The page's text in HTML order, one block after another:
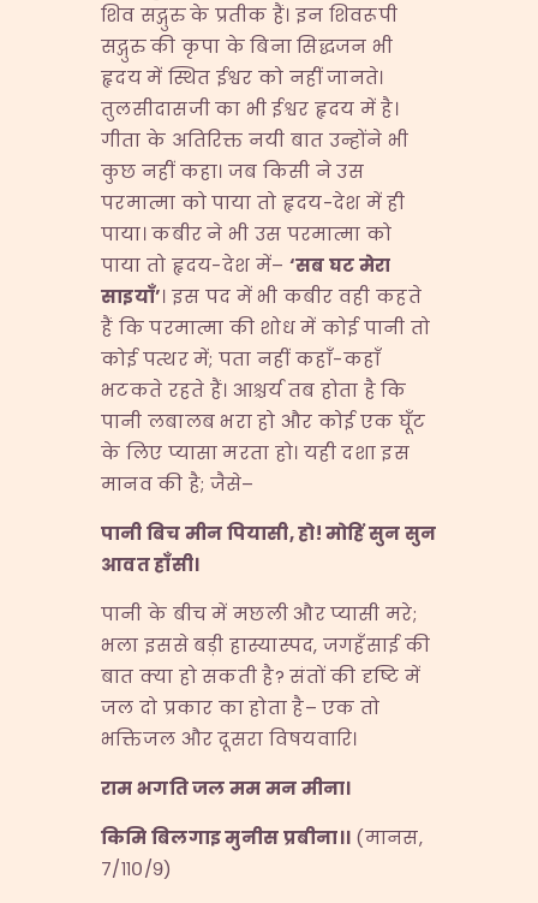
शिव सद्गुरु के प्रतीक हैं। इन शिवरूपी
सद्गुरु की कृपा के बिना सिद्धजन भी
हृदय में स्थित ईश्वर को नहीं जानते।
तुलसीदासजी का भी ईश्वर हृदय में है।
गीता के अतिरिक्त नयी बात उन्होंने भी
कुछ नहीं कहा। जब किसी ने उस
परमात्मा को पाया तो हृदय-देश में ही
पाया। कबीर ने भी उस परमात्मा को
पाया तो हृदय-देश में– ‘सब घट मेरा
साइयाँ’। इस पद में भी कबीर वही कहते
हैं कि परमात्मा की शोध में कोई पानी तो
कोई पत्थर में; पता नहीं कहाँ-कहाँ
भटकते रहते हैं। आश्चर्य तब होता है कि
पानी लबालब भरा हो और कोई एक घूँट
के लिए प्यासा मरता हो। यही दशा इस
मानव की है; जैसे–
पानी बिच मीन पियासी,हो!मोहिं सुन सुन
आवत हाँसी।
पानी के बीच में मछली और प्यासी मरे;
भला इससे बड़ी हास्यास्पद, जगहँसाई की
बात क्या हो सकती है? संतों की दृष्टि में
जल दो प्रकार का होता है– एक तो
भक्तिजल और दूसरा विषयवारि।
राम भगति जल मम मन मीना।
किमि बिलगाइ मुनीस प्रबीना।। (मानस,
७/११०/९)